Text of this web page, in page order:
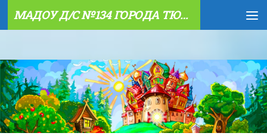
Skip to content МАДОУ Д/С №134 ГОРОДА ТЮМЕНИ